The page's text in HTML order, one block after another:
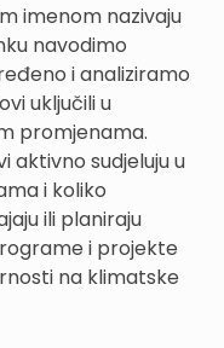
imenom nazivaju
navodimo
i analiziramo
uključili u
promjenama.
aktivno sudjeluju u
i koliko
ili planiraju
i projekte
na klimatske